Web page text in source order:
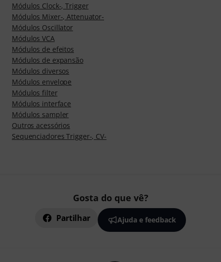
Módulos Clock-, Trigger
Módulos Mixer-, Attenuator-
Módulos Oscillator
Módulos VCA
Módulos de efeitos
Módulos de expansão
Módulos diversos
Módulos envelope
Módulos filter
Módulos interface
Módulos sampler
Outros acessórios
Sequenciadores Trigger-, CV-
Gosta do que vê?
Partilhar Ajuda e feedback